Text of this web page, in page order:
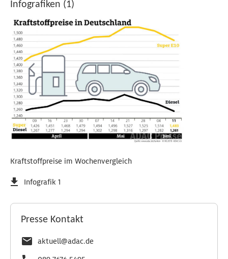
Infografiken (1)
Kraftstoffpreise im Wochenvergleich
Infografik 1
Presse Kontakt
aktuell@adac.de